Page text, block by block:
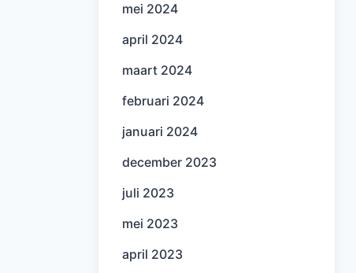
mei 2024
april 2024
maart 2024
februari 2024
januari 2024
december 2023
juli 2023
mei 2023
april 2023